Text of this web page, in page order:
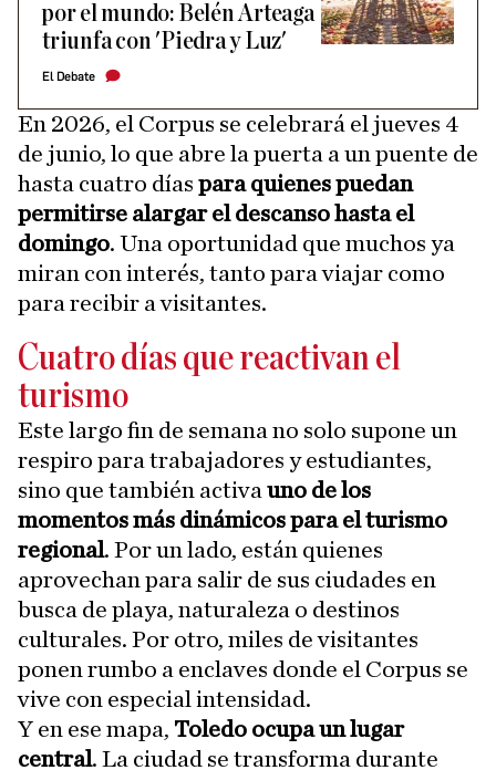
por el mundo: Belén Arteaga
triunfa con 'Piedra y Luz'
El Debate
En 2026, el Corpus se celebrará el jueves 4
de junio, lo que abre la puerta a un puente de
hasta cuatro días para quienes puedan
permitirse alargar el descanso hasta el
domingo. Una oportunidad que muchos ya
miran con interés, tanto para viajar como
para recibir a visitantes.
Cuatro días que reactivan el
turismo
Este largo fin de semana no solo supone un
respiro para trabajadores y estudiantes,
sino que también activa uno de los
momentos más dinámicos para el turismo
regional. Por un lado, están quienes
aprovechan para salir de sus ciudades en
busca de playa, naturaleza o destinos
culturales. Por otro, miles de visitantes
ponen rumbo a enclaves donde el Corpus se
vive con especial intensidad.
Y en ese mapa, Toledo ocupa un lugar
central. La ciudad se transforma durante